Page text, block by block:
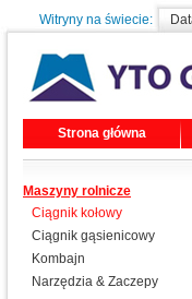
Witryny na świecie:
Strona główna
Maszyny rolnicze
Ciągnik kołowy
Ciągnik gąsienicowy
Kombajn
Narzędzia & Zaczepy